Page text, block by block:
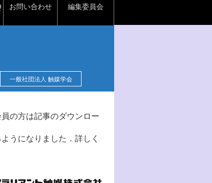
お問い合わせ 編集委員会
一般社団法人 触媒学会
の方は記事のダウンロー
うになりました．詳しく